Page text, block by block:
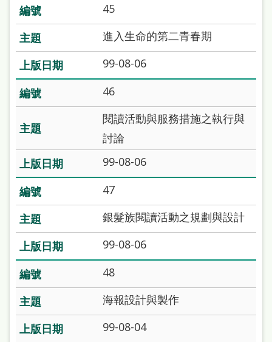
見
問
答
雙
語
彙
台
北
通
陳
情
系
統
English
45
進入生命的第二青春期
99-08-06
46
閱讀活動與服務措施之執行與
討論
99-08-06
47
銀髮族閱讀活動之規劃與設計
99-08-06
48
海報設計與製作
99-08-04